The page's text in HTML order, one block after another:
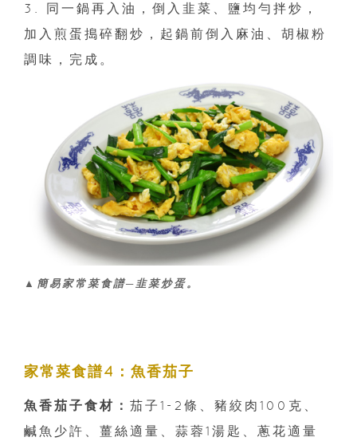
3. 同一鍋再入油，倒入韭菜、鹽均勻拌炒，
加入煎蛋搗碎翻炒，起鍋前倒入麻油、胡椒粉
調味，完成。
▲簡易家常菜食譜─韭菜炒蛋。
家常菜食譜4：魚香茄子
魚香茄子食材： 茄子1-2條、豬絞肉100克、
鹹魚少許、薑絲適量、蒜蓉1湯匙、蔥花適量